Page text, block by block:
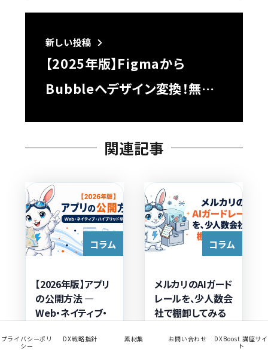
新しい投稿
【2025年版】Figmaから
Bubbleへデザイン変換！無…
関連記事
コラム
【2026年版】アプリ
の公開方法 —
Web・ネイティブ・
開ルート早わかり
コラム
メルカリのAIガード
レールを、少人数会
社で棚卸してみる
プライバシーポリ
シー
DX戦略指針 素材集 お問い合わせ
DXBoost 講座サイ
ト